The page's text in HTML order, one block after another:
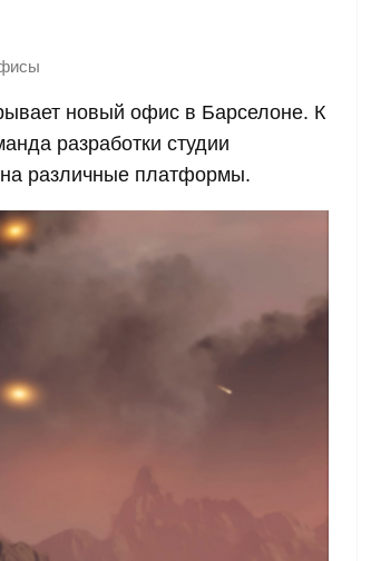
новый офис в Барселоне. К
разработки студии
различные платформы.